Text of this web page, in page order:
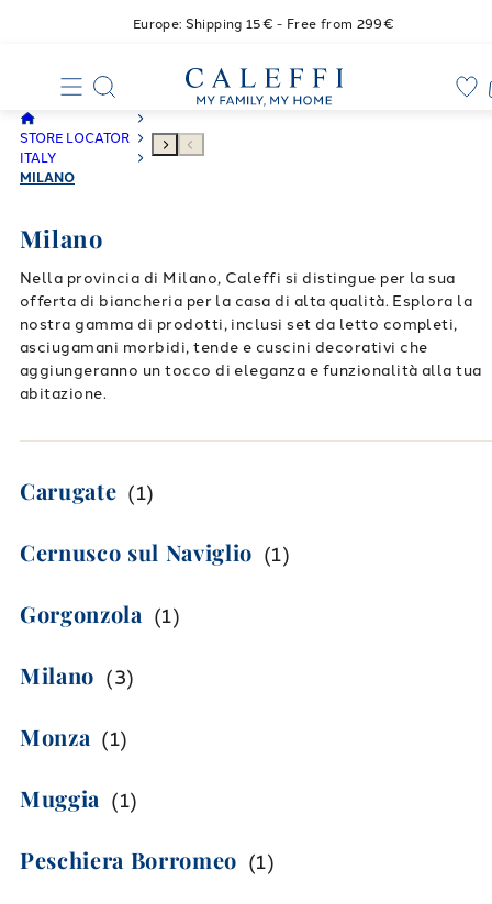
Europe: Shipping 15€ - Free from 299€
STORE LOCATOR
ITALY
MILANO
Milano
Nella provincia di Milano, Caleffi si distingue per la sua
offerta di biancheria per la casa di alta qualità. Esplora la
nostra gamma di prodotti, inclusi set da letto completi,
asciugamani morbidi, tende e cuscini decorativi che
aggiungeranno un tocco di eleganza e funzionalità alla tua
abitazione.
Carugate (1)
Cernusco sul Naviglio (1)
Gorgonzola (1)
Milano (3)
Monza (1)
Muggia (1)
Peschiera Borromeo (1)